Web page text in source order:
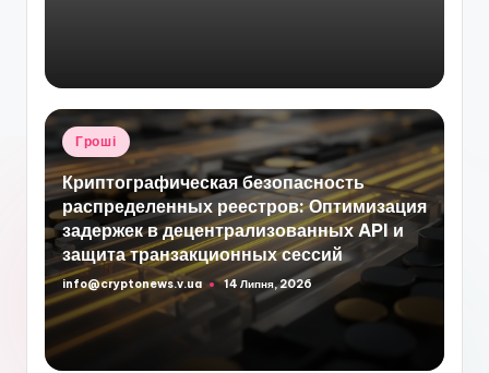
Опубліковано
у
Гроші
Криптографическая безопасность
распределенных реестров: Оптимизация
задержек в децентрализованных API и
защита транзакционных сессий
Опубліковано
info@cryptonews.v.ua 14 Липня, 2026